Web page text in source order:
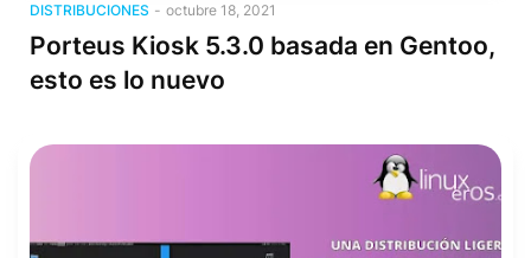
DISTRIBUCIONES - octubre 18, 2021
Porteus Kiosk 5.3.0 basada en Gentoo,
esto es lo nuevo